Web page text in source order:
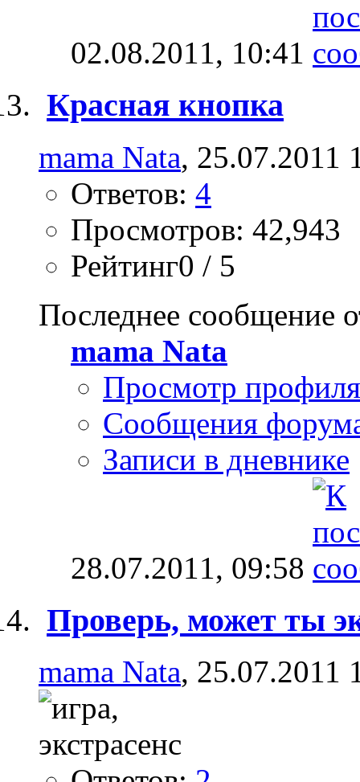
02.08.2011, 10:41
Красная кнопка
mama Nata, 25.07.2011
Ответов: 4
Просмотров: 42,943
Рейтинг0 / 5
Последнее сообщение
mama Nata
Просмотр профиля
Сообщения
Записи в дневнике
28.07.2011, 09:58
Проверь, может ты
mama Nata, 25.07.2011